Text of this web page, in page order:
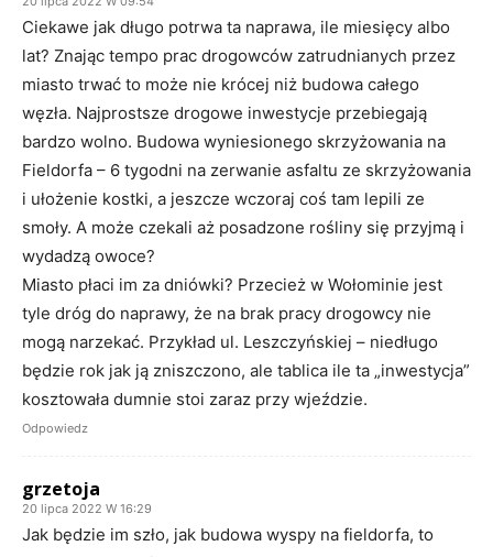
Ciekawe jak długo potrwa ta naprawa, ile miesięcy albo
lat? Znając tempo prac drogowców zatrudnianych przez
miasto trwać to może nie krócej niż budowa całego
węzła. Najprostsze drogowe inwestycje przebiegają
bardzo wolno. Budowa wyniesionego skrzyżowania na
Fieldorfa – 6 tygodni na zerwanie asfaltu ze skrzyżowania
i ułożenie kostki, a jeszcze wczoraj coś tam lepili ze
smoły. A może czekali aż posadzone rośliny się przyjmą i
wydadzą owoce?
Miasto płaci im za dniówki? Przecież w Wołominie jest
tyle dróg do naprawy, że na brak pracy drogowcy nie
mogą narzekać. Przykład ul. Leszczyńskiej – niedługo
będzie rok jak ją zniszczono, ale tablica ile ta „inwestycja”
kosztowała dumnie stoi zaraz przy wjeździe.
Odpowiedz
grzetoja
20 lipca 2022 W 16:29
Jak będzie im szło, jak budowa wyspy na fieldorfa, to